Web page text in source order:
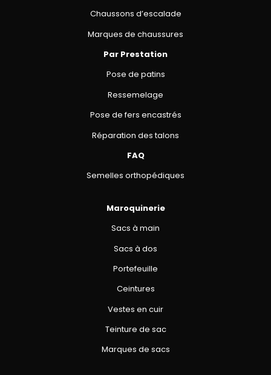
Chaussons d’escalade
Marques de chaussures
Par Prestation
Pose de patins
Ressemelage
Pose de fers encastrés
Réparation des talons
FAQ
Semelles orthopédiques
Maroquinerie
Sacs à main
Sacs à dos
Portefeuille
Ceintures
Vestes en cuir
Teinture de sac
Marques de sacs